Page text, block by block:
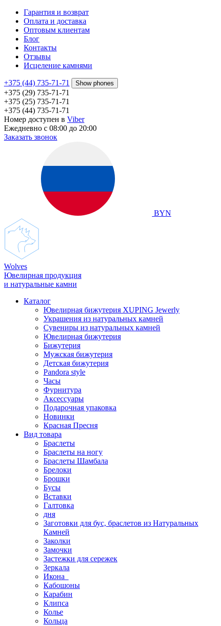
Гарантия и возврат
Оплата и доставка
Оптовым клиентам
Блог
Контакты
Отзывы
Исцеление камнями
+375 (44) 735-71-71 Show phones
+375 (29) 735-71-71
+375 (25) 735-71-71
+375 (44) 735-71-71
Номер доступен в Viber
Ежедневно с 08:00 до 20:00
Заказать звонок
BYN
Wolves
Ювелирная продукция
и натуральные камни
Каталог
Ювелирная бижутерия XUPING Jewerly
Украшения из натуральных камней
Сувениры из натуральных камней
Ювелирная бижутерия
Бижутерия
Мужская бижутерия
Детская бижутерия
Pandora style
Часы
Фурнитура
Аксеcсуары
Подарочная упаковка
Новинки
Красная Пресня
Вид товара
Браслеты
Браслеты на ногу
Браслеты Шамбала
Брелоки
Брошки
Бусы
Вставки
Галтовка
дня
Заготовки для бус, браслетов из Натуральных
Камней
Заколки
Замочки
Застежки для сережек
Зеркала
Икона
Кабошоны
Карабин
Клипса
Колье
Кольца